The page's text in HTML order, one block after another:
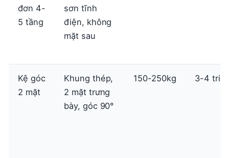
đơn 4-
5 tầng
sơn tĩnh
điện, không
mặt sau
Kệ góc
2 mặt
Khung thép,
2 mặt trưng
bày, góc 90°
150-250kg 3-4